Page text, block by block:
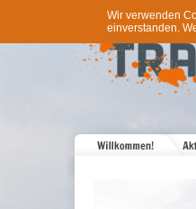
Wir verwenden
einverstanden.